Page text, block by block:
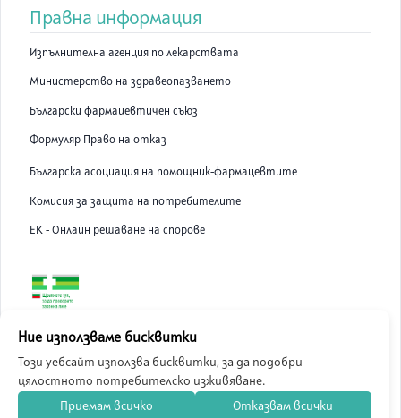
Правна информация
Изпълнителна агенция по лекарствата
Министерство на здравеопазването
Български фармацевтичен съюз
Формуляр Право на отказ
Българска асоциация на помощник-фармацевтите
Комисия за защита на потребителите
ЕК - Онлайн решаване на спорове
ABC Pharmacy онлайн аптека е лицензирана от Изпълнителна
Агенция по Лекарствата.
© 2026 ABC Pharmacy
Ние използваме бисквитки
Този уебсайт използва бисквитки, за да подобри
цялостното потребителско изживяване.
Приемам всичко
Отказвам всички